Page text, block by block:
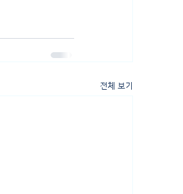
전체 보기